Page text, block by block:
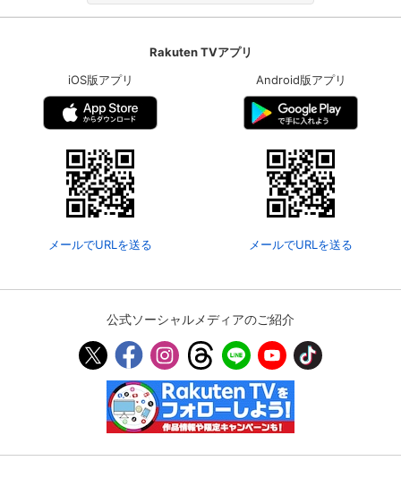
Rakuten TVアプリ
iOS版アプリ
メールでURLを送る
Android版アプリ
メールでURLを送る
公式ソーシャルメディアのご紹介